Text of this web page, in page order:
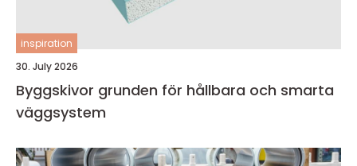
inspiration
30. July 2026
Byggskivor grunden för hållbara och smarta
väggsystem